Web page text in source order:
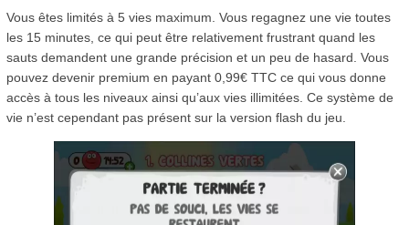
Vous êtes limités à 5 vies maximum. Vous regagnez une vie toutes
les 15 minutes, ce qui peut être relativement frustrant quand les
sauts demandent une grande précision et un peu de hasard. Vous
pouvez devenir premium en payant 0,99€ TTC ce qui vous donne
accès à tous les niveaux ainsi qu’aux vies illimitées. Ce système de
vie n’est cependant pas présent sur la version flash du jeu.